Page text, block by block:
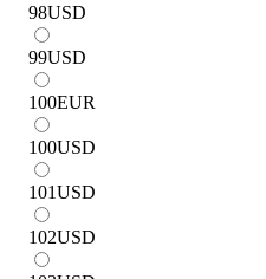
98USD
99USD
100EUR
100USD
101USD
102USD